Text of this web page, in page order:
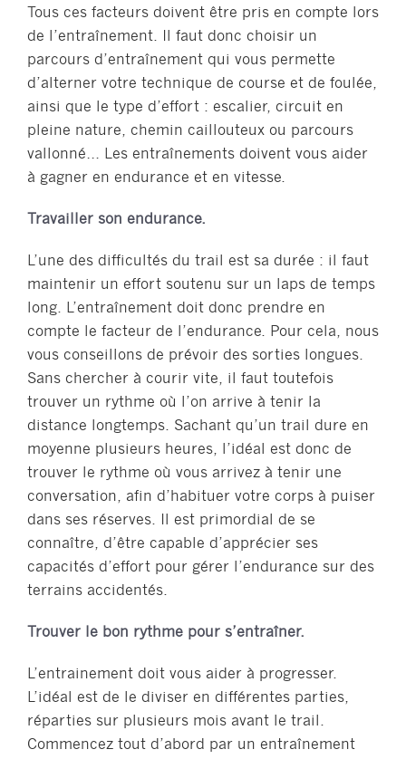
Tous ces facteurs doivent être pris en compte lors
de l’entraînement. Il faut donc choisir un
parcours d’entraînement qui vous permette
d’alterner votre technique de course et de foulée,
ainsi que le type d’effort : escalier, circuit en
pleine nature, chemin caillouteux ou parcours
vallonné… Les entraînements doivent vous aider
à gagner en endurance et en vitesse.
Travailler son endurance.
L’une des difficultés du trail est sa durée : il faut
maintenir un effort soutenu sur un laps de temps
long. L’entraînement doit donc prendre en
compte le facteur de l’endurance. Pour cela, nous
vous conseillons de prévoir des sorties longues.
Sans chercher à courir vite, il faut toutefois
trouver un rythme où l’on arrive à tenir la
distance longtemps. Sachant qu’un trail dure en
moyenne plusieurs heures, l’idéal est donc de
trouver le rythme où vous arrivez à tenir une
conversation, afin d’habituer votre corps à puiser
dans ses réserves. Il est primordial de se
connaître, d’être capable d’apprécier ses
capacités d’effort pour gérer l’endurance sur des
terrains accidentés.
Trouver le bon rythme pour s’entraîner.
L’entrainement doit vous aider à progresser.
L’idéal est de le diviser en différentes parties,
réparties sur plusieurs mois avant le trail.
Commencez tout d’abord par un entraînement